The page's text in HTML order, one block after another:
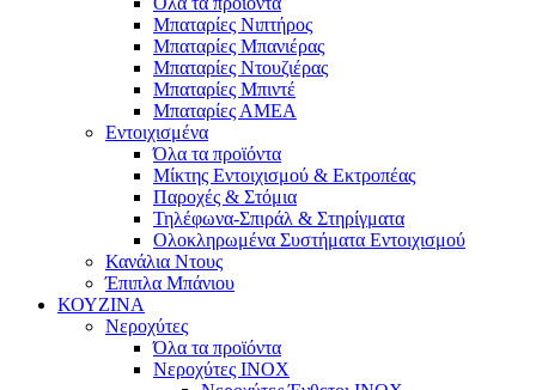
Μπαταρίες Νιπτήρος
Μπαταρίες Μπανιέρας
Μπαταρίες Ντουζιέρας
Μπαταρίες Μπιντέ
Μπαταρίες ΑΜΕΑ
Εντοιχισμένα
Όλα τα προϊόντα
Μίκτης Εντοιχισμού & Εκτροπέας
Παροχές & Στόμια
Τηλέφωνα-Σπιράλ & Στηρίγματα
Ολοκληρωμένα Συστήματα Εντοιχισμού
Κανάλια Ντους
Έπιπλα Μπάνιου
ΚΟΥΖΙΝΑ
Νεροχύτες
Όλα τα προϊόντα
Νεροχύτες ΙΝΟΧ